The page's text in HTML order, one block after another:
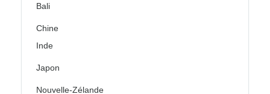
Bali
Chine
Inde
Japon
Nouvelle-Zélande